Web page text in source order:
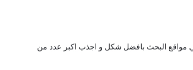
مواقع البحث بافضل شكل و اجذب اكبر عدد من